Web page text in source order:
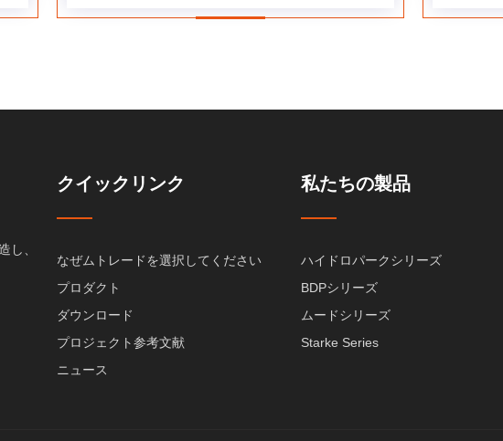
し、
クイックリンク
なぜムトレードを選択してください
プロダクト
ダウンロード
プロジェクト参考文献
ニュース
私たちの製品
ハイドロパークシリーズ
BDPシリーズ
ムードシリーズ
Starke Series